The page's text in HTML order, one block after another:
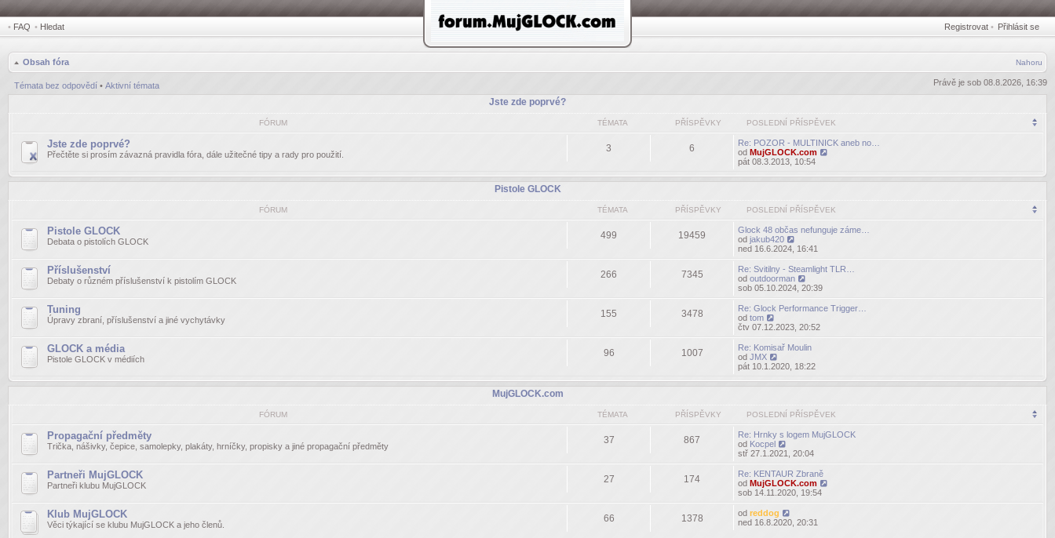
• FAQ • Hledat Registrovat • Přihlásit se
Obsah fóra Nahoru
Právě je sob 08.8.2026, 16:39
Témata bez odpovědí • Aktivní témata
Jste zde poprvé?
FÓRUM TÉMATA PŘÍSPĚVKY POSLEDNÍ PŘÍSPĚVEK
Jste zde poprvé?
Přečtěte si prosím závazná pravidla fóra, dále užitečné tipy a rady pro použití.
3 6
Re: POZOR - MULTINICK aneb no…
odMujGLOCK.com
Zobrazit
příspěvek
pát 08.3.2013, 10:54
Pistole GLOCK
FÓRUM TÉMATA PŘÍSPĚVKY POSLEDNÍ PŘÍSPĚVEK
Pistole GLOCK
Debata o pistolích GLOCK
499 19459
Glock 48 občas nefunguje záme…
odjakub420
Zobrazit
poslední
příspěvek
ned 16.6.2024, 16:41
Příslušenství
Debaty o různém příslušenství k pistolím GLOCK
266 7345
Re: Svitilny - Steamlight TLR…
odoutdoorman
Zobrazit
poslední
příspěvek
sob 05.10.2024, 20:39
Tuning
Úpravy zbraní, příslušenství a jiné vychytávky
155 3478
Re: Glock Performance Trigger…
odtom
Zobrazit
poslední
příspěvek
čtv 07.12.2023, 20:52
GLOCK a média
Pistole GLOCK v médiích
96 1007
Re: Komisař Moulin
odJMX
Zobrazit
příspěvek
pát 10.1.2020, 18:22
MujGLOCK.com
FÓRUM TÉMATA PŘÍSPĚVKY POSLEDNÍ PŘÍSPĚVEK
Propagační předměty
Trička, nášivky, čepice, samolepky, plakáty, hrníčky, propisky a jiné propagační předměty
37 867
Re: Hrnky s logem MujGLOCK
od Kocpel
Zobrazit
poslední
příspěvek
stř 27.1.2021, 20:04
Partneři MujGLOCK
Partneři klubu MujGLOCK
27 174
Re: KENTAUR Zbraně
odMujGLOCK.com
Zobrazit
poslední
příspěvek
sob 14.11.2020, 19:54
Klub MujGLOCK
Věci týkající se klubu MujGLOCK a jeho členů.
66 1378 odreddog
Zobrazit
ned 16.8.2020, 20:31